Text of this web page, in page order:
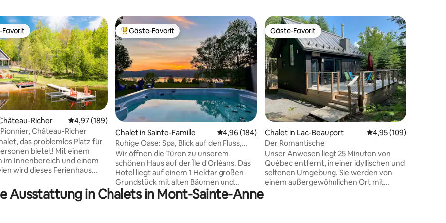
4,92 von 5, 527 Bewertungen
Gäste-Favorit.
Favorit
Richer Durchschnittliche Bewertung: 4,97 von 5, 189 Bewertungen
4,97 (189)
Château-Richer
das problemlos Platz für
bietet! Mit einem
im Innenbereich und einem
wird dieses Ferienhaus
Gelände begeistert sein, das
Beliebter Gäste-Favorit.
Gäste-Favorit
Chalet in Sainte-Famille Durchschnittliche Bewertung: 4,96 von 5, 184 Bewertungen
4,96 (184)
Ruhige Oase: Spa, Blick auf den Fluss,
Kamin
Wir öffnen die Türen zu unserem
schönen Haus auf der Île d'Orléans. Das
Hotel liegt auf einem 1 Hektar großen
Grundstück mit alten Bäumen und
einem atemberaubenden Blick auf den
St. Lawrence River, kommen Sie und
Gäste-Favorit
Gäste-Favorit
Chalet in Lac-Beauport Durchschnittliche
4,95 (109)
Der Romantische
Unser Anwesen liegt 25 Minuten von
Québec entfernt, in einer idyllischen und
seltenen Umgebung. Sie werden von
einem außergewöhnlichen Ort mit
Ausstattung in Chalets in Mont-Sainte-Anne